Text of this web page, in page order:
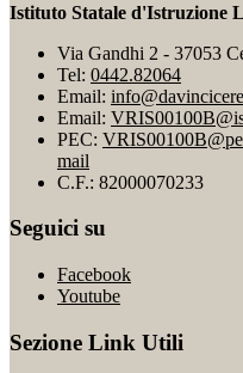
Istituto Statale d'Istruzione
Via Gandhi 2 - 37053
Tel: 0442.82064
Email:
Email:
PEC:
mail
C.F.: 82000070233
Seguici su
Facebook
Youtube
Sezione Link Utili